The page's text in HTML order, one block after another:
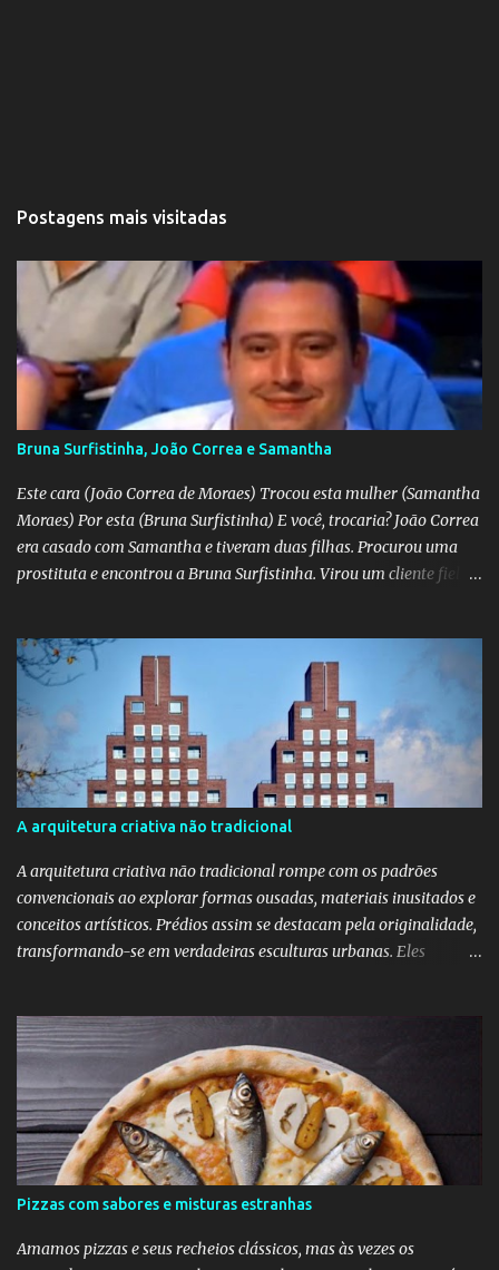
Postagens mais visitadas
Bruna Surfistinha, João Correa e Samantha
Este cara (João Correa de Moraes) Trocou esta mulher (Samantha
Moraes) Por esta (Bruna Surfistinha) E você, trocaria? João Correa
era casado com Samantha e tiveram duas filhas. Procurou uma
prostituta e encontrou a Bruna Surfistinha. Virou um cliente fiel.
livro "Depois do escorpião" contando o trauma e a superação do
casamento desfeito. Pela "estampa" das duas, a Samantha é muito
mais bonita. Mas acho que a Bruna trepa melhor. No livro "O doce
veneno do escorpião" ela diz que faz "oral, anal e vaginal"
conhecido pelos da minha geração como "barba, cabelo e bigode".
Talvez a Samantha não faça tudo isso. Talvez ele tenha apenas
apaixonado-se pela Bruna e paixão não se importa com a beleza;
"quem ama o feio, bonito lhe parece", diz o ditado. Mas ainda sou
muito mais a Samantha.
A arquitetura criativa não tradicional
A arquitetura criativa não tradicional rompe com os padrões
convencionais ao explorar formas ousadas, materiais inusitados e
conceitos artísticos. Prédios assim se destacam pela originalidade,
transformando-se em verdadeiras esculturas urbanas. Eles
simetria e da gravidade, propondo novas experiências espaciais.
Essa abordagem valoriza a imaginação como elemento essencial
do projeto arquitetônico.
Pizzas com sabores e misturas estranhas
Amamos pizzas e seus recheios clássicos, mas às vezes os